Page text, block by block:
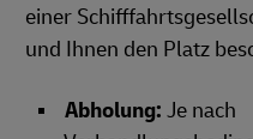
einer
und Ihnen den Platz
Abholung: Je nach